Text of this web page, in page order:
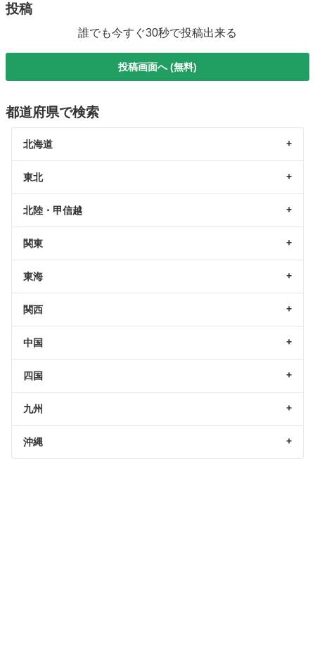
投稿
誰でも今すぐ30秒で投稿出来る
投稿画面へ (無料)
都道府県で検索
北海道
東北
北陸・甲信越
関東
東海
関西
中国
四国
九州
沖縄